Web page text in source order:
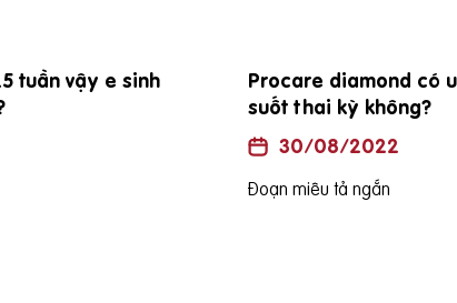
tuần vậy e sinh
Procare diamond có
suốt thai kỳ không?
30/08/2022
Đoạn miêu tả ngắn